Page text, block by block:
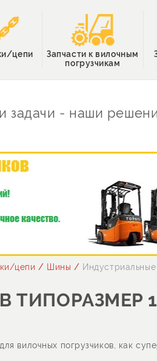
цепи
Запчасти к вилочным
погрузчикам
задачи - наши
цепи / Шины /
вилочных погрузчиков, как